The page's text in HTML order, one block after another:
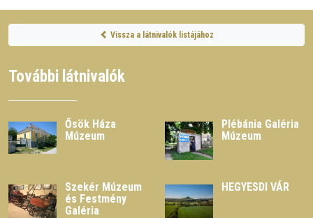
Vissza a látnivalók listájához
További látnivalók
Ősök Háza
Múzeum
Plébánia Galéria
Múzeum
Szekér Múzeum
és Festmény
Galéria
HEGYESDI VÁR